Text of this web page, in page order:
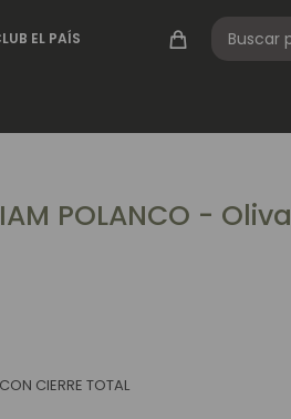
EL PAÍS
POLANCO - Oliva
CIERRE TOTAL